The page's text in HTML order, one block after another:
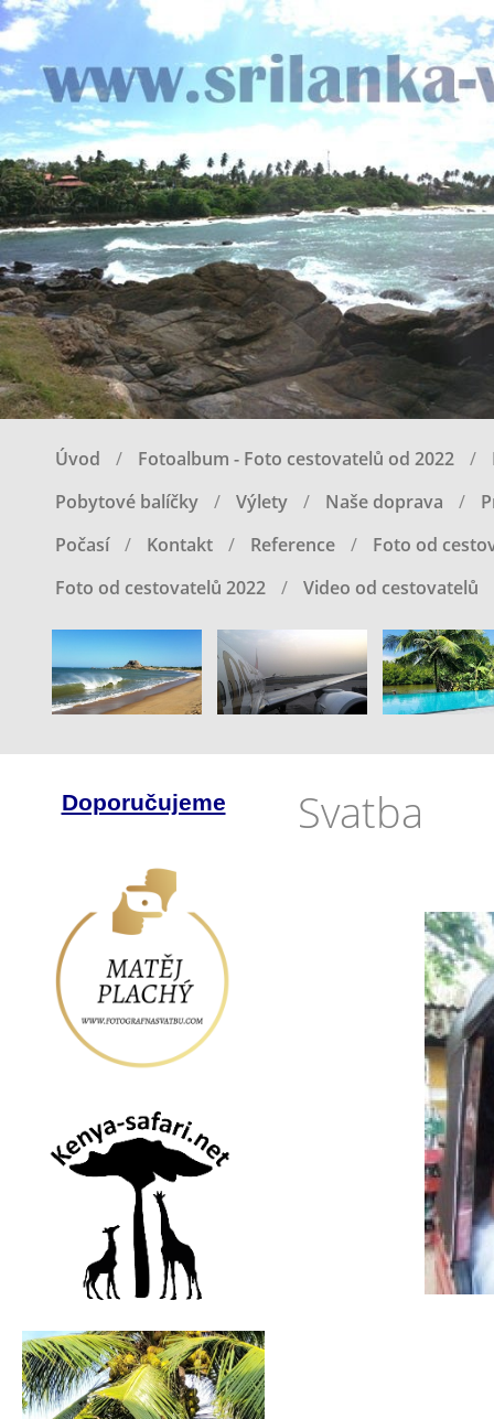
Úvod Fotoalbum - Foto cestovatelů od 2022
Pobytové balíčky
Výlety Naše doprava
Počasí
Kontakt Reference
Foto od
Foto od cestovatelů 2022
Video od cestovatelů
Svatba
Doporučujeme